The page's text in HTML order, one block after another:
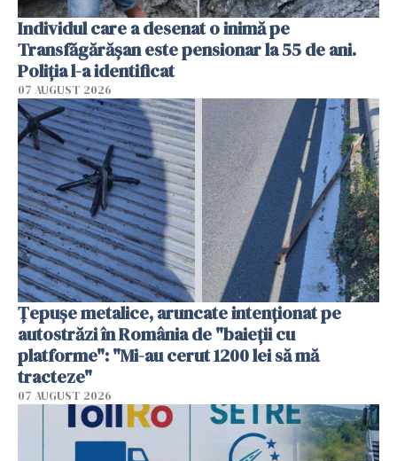
Individul care a desenat o inimă pe
Transfăgărășan este pensionar la 55 de ani.
Poliția l-a identificat
07 AUGUST 2026
Țepușe metalice, aruncate intenționat pe
autostrăzi în România de "baieții cu
platforme": "Mi-au cerut 1200 lei să mă
tracteze"
07 AUGUST 2026